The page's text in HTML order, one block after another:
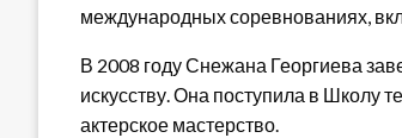
международных соревнованиях,
В 2008 году Снежана Георгиева
искусству. Она поступила в Школу
актерское мастерство.